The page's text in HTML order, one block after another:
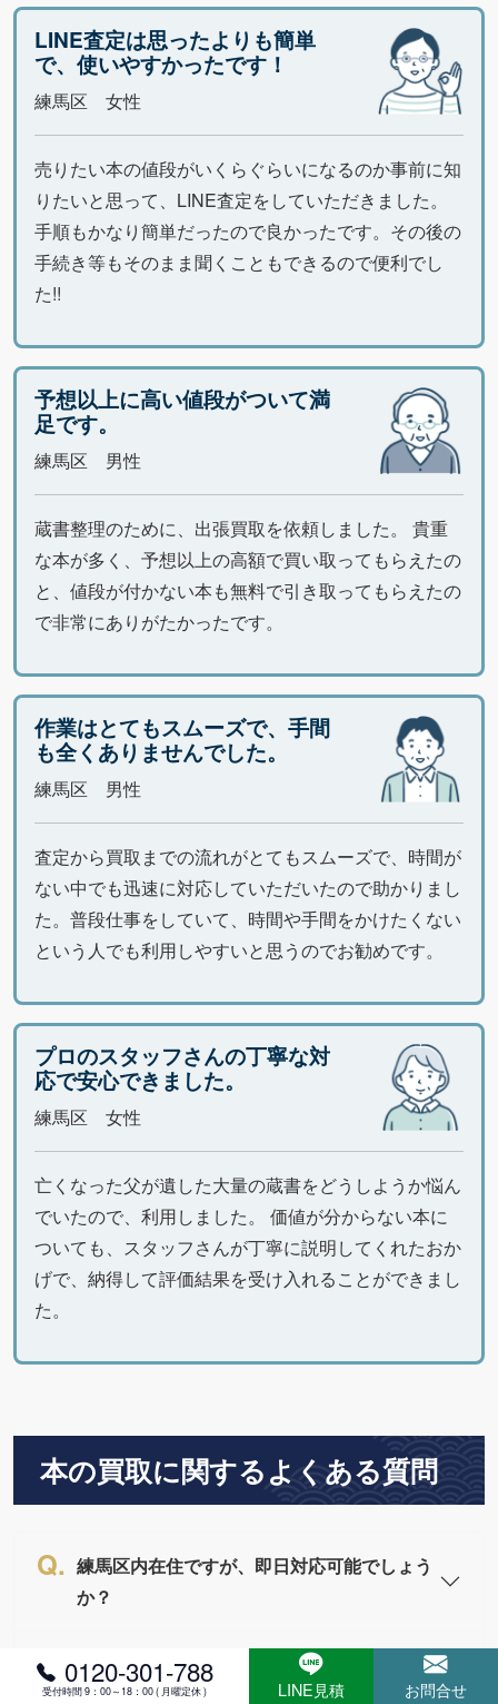
0120-301-788
受付時間 9：00～18：00 ( 月曜定休 ) LINE見積 お問合せ
LINE査定は思ったよりも簡単
で、使いやすかったです！
練馬区 女性
売りたい本の値段がいくらぐらいになるのか事前に知
りたいと思って、LINE査定をしていただきました。
手順もかなり簡単だったので良かったです。その後の
手続き等もそのまま聞くこともできるので便利でし
た!!
予想以上に高い値段がついて満
足です。
練馬区 男性
蔵書整理のために、出張買取を依頼しました。 貴重
な本が多く、予想以上の高額で買い取ってもらえたの
と、値段が付かない本も無料で引き取ってもらえたの
で非常にありがたかったです。
作業はとてもスムーズで、手間
も全くありませんでした。
練馬区 男性
査定から買取までの流れがとてもスムーズで、時間が
ない中でも迅速に対応していただいたので助かりまし
た。普段仕事をしていて、時間や手間をかけたくない
という人でも利用しやすいと思うのでお勧めです。
プロのスタッフさんの丁寧な対
応で安心できました。
練馬区 女性
亡くなった父が遺した大量の蔵書をどうしようか悩ん
でいたので、利用しました。 価値が分からない本に
ついても、スタッフさんが丁寧に説明してくれたおか
げで、納得して評価結果を受け入れることができまし
た。
本の買取に関するよくある質問
練馬区内在住ですが、即日対応可能でしょう
か？
練馬区在住ですが、出張買取を依頼する場
合、出張費は必要ですか？